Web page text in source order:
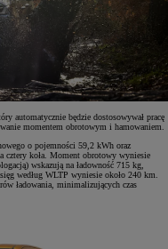
automatycznie będzie dostosowywał pracę
momentem obrotowym i hamowaniem.
o pojemności 59,2 kWh oraz
cztery koła. Moment obrotowy wyniesie
wskazują na ładowność 715 kg,
według WLTP wyniesie około 240 km.
ładowania, minimalizujących czas